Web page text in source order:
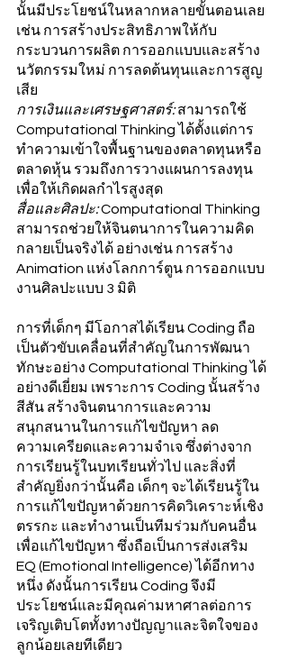
นั้นมีประโยชน์ในหลากหลายขั้นตอนเลย
เช่น การสร้างประสิทธิภาพให้กับ
กระบวนการผลิต การออกแบบและสร้าง
นวัตกรรมใหม่ การลดต้นทุนและการสูญ
เสีย
การเงินและเศรษฐศาสตร์: สามารถใช้
Computational Thinking ได้ตั้งแต่การ
ทำความเข้าใจพื้นฐานของตลาดทุนหรือ
ตลาดหุ้น รวมถึงการวางแผนการลงทุน
เพื่อให้เกิดผลกำไรสูงสุด
สื่อและศิลปะ: Computational Thinking
สามารถช่วยให้จินตนาการในความคิด
กลายเป็นจริงได้ อย่างเช่น การสร้าง
Animation แห่งโลกการ์ตูน การออกแบบ
งานศิลปะแบบ 3 มิติ
การที่เด็กๆ มีโอกาสได้เรียน Coding ถือ
เป็นตัวขับเคลื่อนที่สำคัญในการพัฒนา
ทักษะอย่าง Computational Thinking ได้
อย่างดีเยี่ยม เพราะการ Coding นั้นสร้าง
สีสัน สร้างจินตนาการและความ
สนุกสนานในการแก้ไขปัญหา ลด
ความเครียดและความจำเจ ซึ่งต่างจาก
การเรียนรู้ในบทเรียนทั่วไป และสิ่งที่
สำคัญยิ่งกว่านั้นคือ เด็กๆ จะได้เรียนรู้ใน
การแก้ไขปัญหาด้วยการคิดวิเคราะห์เชิง
ตรรกะ และทำงานเป็นทีมร่วมกับคนอื่น
เพื่อแก้ไขปัญหา ซึ่งถือเป็นการส่งเสริม
EQ (Emotional Intelligence) ได้อีกทาง
หนึ่ง ดังนั้นการเรียน Coding จึงมี
ประโยชน์และมีคุณค่ามหาศาลต่อการ
เจริญเติบโตทั้งทางปัญญาและจิตใจของ
ลูกน้อยเลยทีเดียว